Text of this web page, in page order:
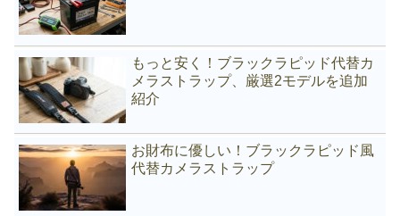
もっと安く！ブラックラピッド代替カ
メラストラップ、厳選2モデルを追加
紹介
お財布に優しい！ブラックラピッド風
代替カメラストラップ